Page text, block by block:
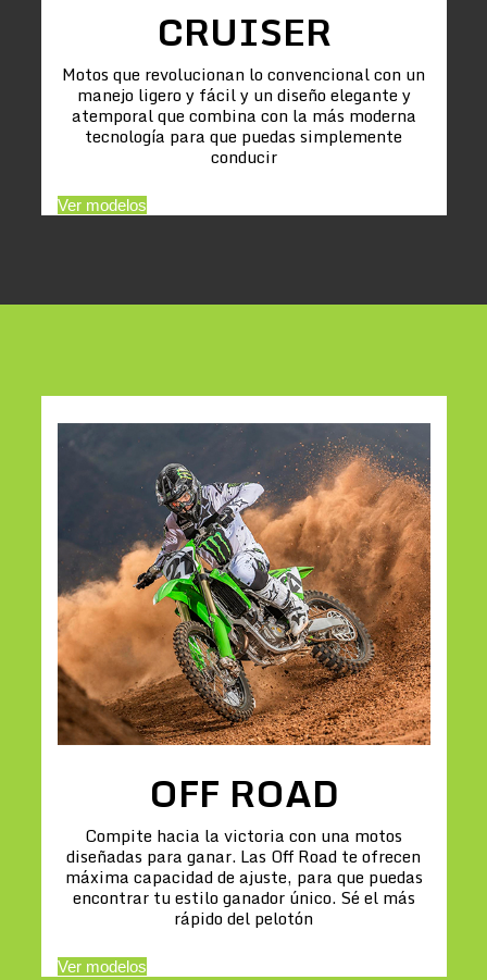
CRUISER
Motos que revolucionan lo convencional con un
manejo ligero y fácil y un diseño elegante y
atemporal que combina con la más moderna
tecnología para que puedas simplemente
conducir
Ver modelos
OFF ROAD
Compite hacia la victoria con una motos
diseñadas para ganar. Las Off Road te ofrecen
máxima capacidad de ajuste, para que puedas
encontrar tu estilo ganador único. Sé el más
rápido del pelotón
Ver modelos